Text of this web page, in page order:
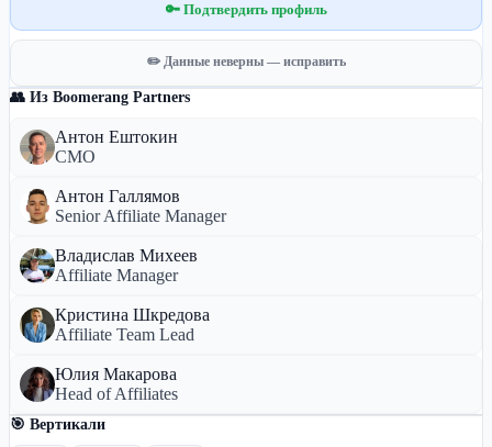
🔑 Подтвердить профиль
✏️ Данные неверны — исправить
👥 Из Boomerang Partners
Антон Ештокин
CMO
Антон Галлямов
Senior Affiliate Manager
Владислав Михеев
Affiliate Manager
Кристина Шкредова
Affiliate Team Lead
Юлия Макарова
Head of Affiliates
🎯 Вертикали